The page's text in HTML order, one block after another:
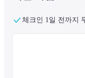
마련되어 있어 비즈니
체크인 1일 전까지